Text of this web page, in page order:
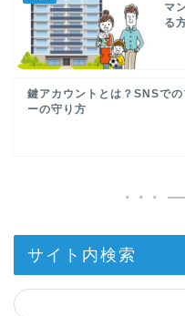
マ
る
鍵アカウントとは？SNSで
ーの守り方
サイト内検索